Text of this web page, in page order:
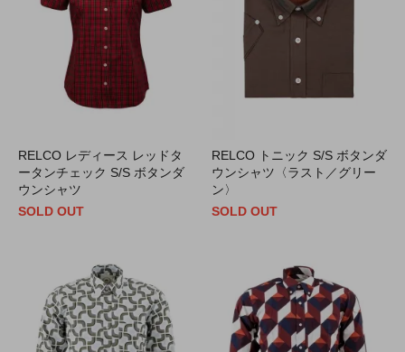
RELCO レディース レッドタ
ータンチェック S/S ボタンダ
ウンシャツ
SOLD OUT
RELCO トニック S/S ボタンダ
ウンシャツ〈ラスト／グリー
ン〉
SOLD OUT